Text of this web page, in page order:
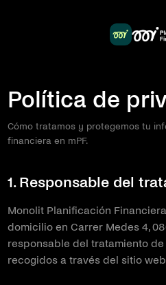
Política de
Cómo tratamos y protegemos tu
financiera en mPF.
1. Responsable del
Monolit Planificación Financiera
domicilio en Carrer Medes 4,
responsable del tratamiento
recogidos a través del sitio